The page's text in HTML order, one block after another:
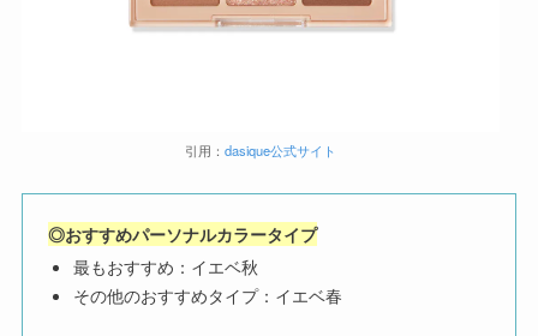
引用： dasique公式サイト
◎おすすめパーソナルカラータイプ
最もおすすめ：イエベ秋
その他のおすすめタイプ：イエベ春